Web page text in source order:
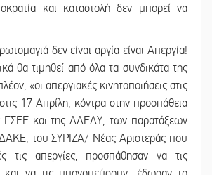
και καταστολή δεν μπορεί να
δεν είναι αργία είναι Απεργία!
θα τιμηθεί από όλα τα συνδικάτα της
«οι απεργιακές κινητοποιήσεις στις
17 Απρίλη, κόντρα στην προσπάθεια
ΓΣΕΕ και της ΑΔΕΔΥ, των παρατάξεων
του ΣΥΡΙΖΑ/ Νέας Αριστεράς που
τις απεργίες, προσπάθησαν να τις